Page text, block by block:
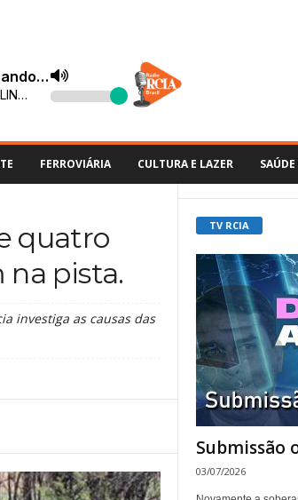
FERROVIÁRIA CULTURA E LAZER
quatro
na pista.
investiga as causas das
TV RCIA
Submissão
03/07/2026